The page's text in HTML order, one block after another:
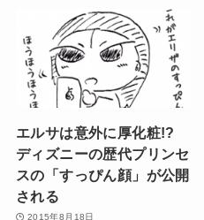
エルサは意外に厚化粧!?
ディズニーの歴代プリンセ
スの「すっぴん顔」が公開
される
2015年8月18日